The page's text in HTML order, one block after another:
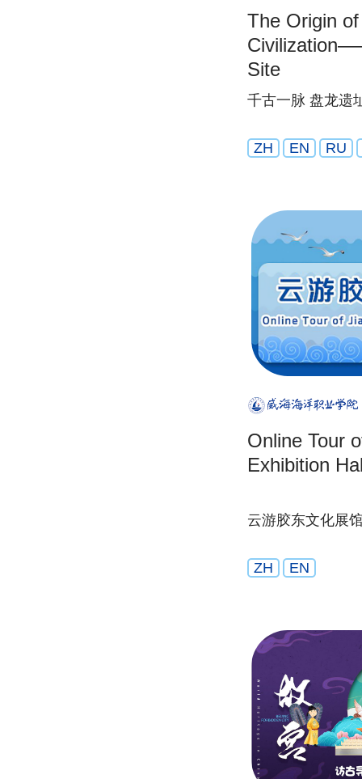
The Origin
Site
千古一脉 盘龙遗
ZH EN RU
Online Tour
Exhibition
云游胶东文化展
ZH EN